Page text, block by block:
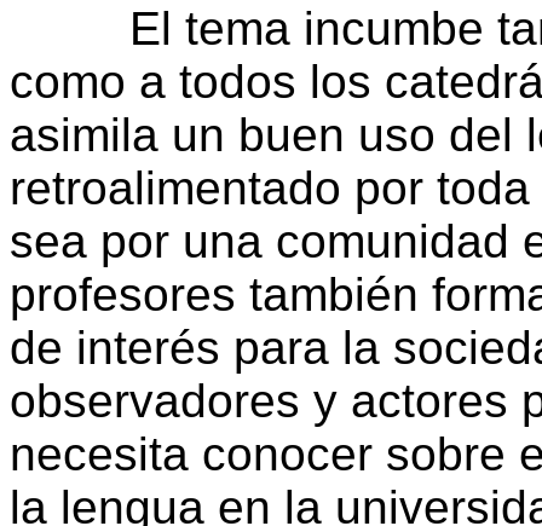
El tema incumbe
como a todos los
asimila un buen uso del
retroalimentado por
sea por una comunidad
profesores también
de interés para la
observadores y actores
necesita conocer sobre
la lengua en la